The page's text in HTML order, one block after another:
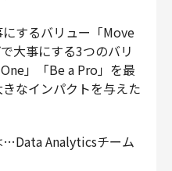
するバリュー「Move
大事にする3つのバリ
」「Be a Pro」を最
なインパクトを与えた
…Data Analyticsチーム